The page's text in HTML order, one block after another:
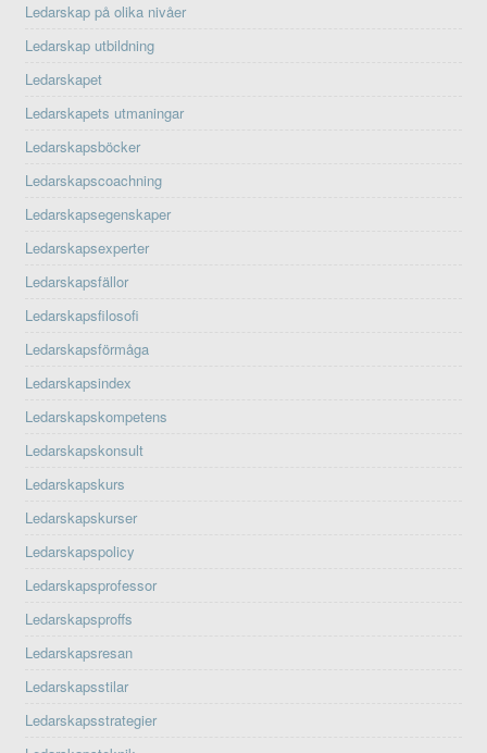
Ledarskap på olika nivåer
Ledarskap utbildning
Ledarskapet
Ledarskapets utmaningar
Ledarskapsböcker
Ledarskapscoachning
Ledarskapsegenskaper
Ledarskapsexperter
Ledarskapsfällor
Ledarskapsfilosofi
Ledarskapsförmåga
Ledarskapsindex
Ledarskapskompetens
Ledarskapskonsult
Ledarskapskurs
Ledarskapskurser
Ledarskapspolicy
Ledarskapsprofessor
Ledarskapsproffs
Ledarskapsresan
Ledarskapsstilar
Ledarskapsstrategier